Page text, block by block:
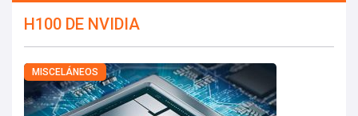
H100 DE NVIDIA
MISCELÁNEOS